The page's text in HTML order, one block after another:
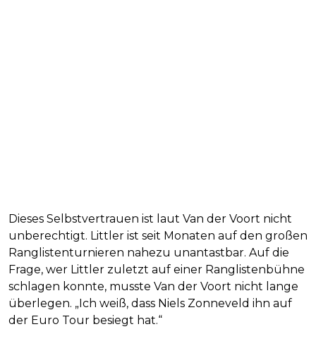
Dieses Selbstvertrauen ist laut Van der Voort nicht
unberechtigt. Littler ist seit Monaten auf den großen
Ranglistenturnieren nahezu unantastbar. Auf die
Frage, wer Littler zuletzt auf einer Ranglistenbühne
schlagen konnte, musste Van der Voort nicht lange
überlegen. „Ich weiß, dass Niels Zonneveld ihn auf
der Euro Tour besiegt hat.“